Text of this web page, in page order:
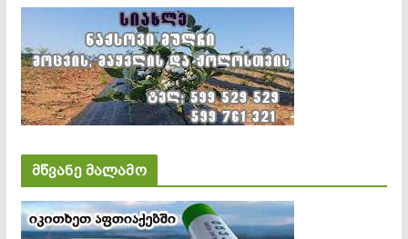
მწვანე მალამო